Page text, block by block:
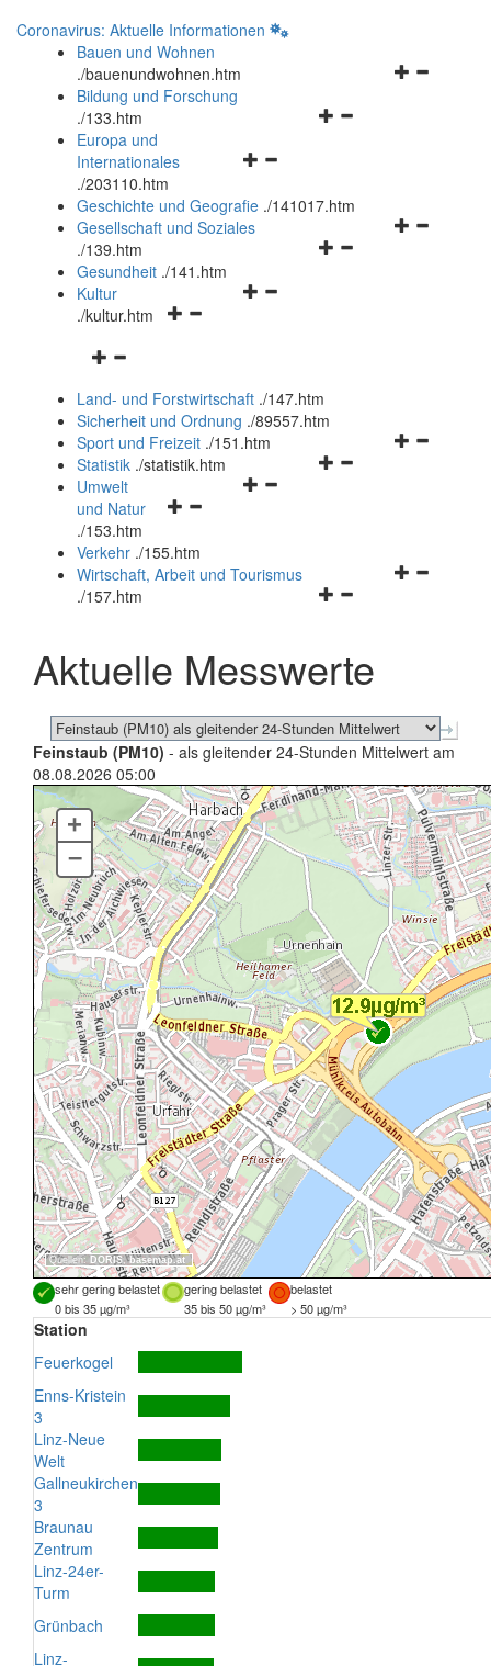
Coronavirus: Aktuelle Informationen
Bauen und Wohnen
./bauenundwohnen.htm
Navigationsmenü
Bildung und Forschung
./133.htm
Navigationsmenü
und
schließen
Europa und
Internationales
./203110.htm
Geschichte und Geografie ./141017.htm
Navigationsmenü
Gesellschaft und Soziales
./139.htm
Navigationsmenü
Gesundheit ./141.htm
Navigationsmenü
Kultur
./kultur.htm
Navigationsmenü
und
schließen
Land- und Forstwirtschaft ./147.htm
Sicherheit und Ordnung ./89557.htm
Navigationsmenü
Sport und Freizeit ./151.htm
Navigationsmenü
Statistik ./statistik.htm
Navigationsmenü
und
schließen
Umwelt
und Natur
./153.htm
Verkehr ./155.htm
Navigationsmenü
schließen
Wirtschaft, Arbeit und Tourismus
./157.htm
Aktuelle Messwerte
Feinstaub (PM10) - als gleitender 24-Stunden Mittelwert am
08.08.2026 05:00
Quellen: DORIS,basemap.at
+
–
sehr gering belastet gering belastet
belastet
0 bis 35 µg/m³
35 bis 50 µg/m³ > 50 µg/m³
Station
Feuerkogel
Enns-Kristein
3
Linz-Neue
Welt
Gallneukirchen
3
Braunau
Zentrum
Linz-24er-
Turm
Grünbach
Linz-